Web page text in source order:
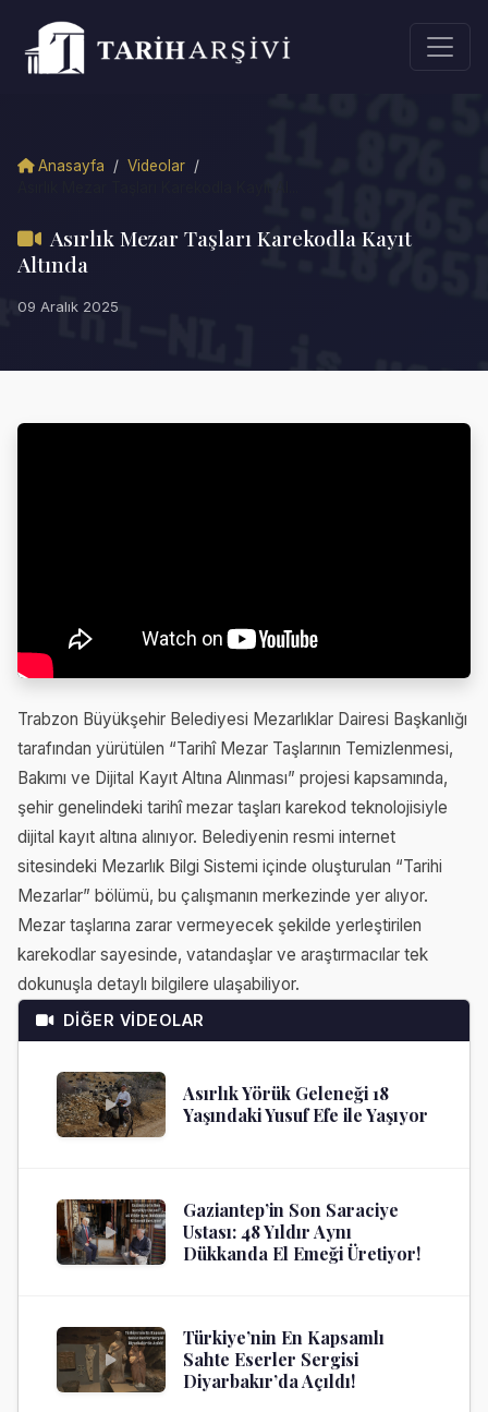
Anasayfa / Videolar /
Asırlık Mezar Taşları Karekodla Kayıt
Altında
09 Aralık 2025
Trabzon Büyükşehir Belediyesi Mezarlıklar Dairesi Başkanlığı
tarafından yürütülen “Tarihî Mezar Taşlarının Temizlenmesi,
Bakımı ve Dijital Kayıt Altına Alınması” projesi kapsamında,
şehir genelindeki tarihî mezar taşları karekod teknolojisiyle
dijital kayıt altına alınıyor. Belediyenin resmi internet
sitesindeki Mezarlık Bilgi Sistemi içinde oluşturulan “Tarihi
Mezarlar” bölümü, bu çalışmanın merkezinde yer alıyor.
Mezar taşlarına zarar vermeyecek şekilde yerleştirilen
karekodlar sayesinde, vatandaşlar ve araştırmacılar tek
dokunuşla detaylı bilgilere ulaşabiliyor.
DİĞER VİDEOLAR
Asırlık Yörük Geleneği 18
Yaşındaki Yusuf Efe ile Yaşıyor
Gaziantep’in Son Saraciye
Ustası: 48 Yıldır Aynı
Dükkanda El Emeği Üretiyor!
Türkiye’nin En Kapsamlı
Sahte Eserler Sergisi
Diyarbakır’da Açıldı!